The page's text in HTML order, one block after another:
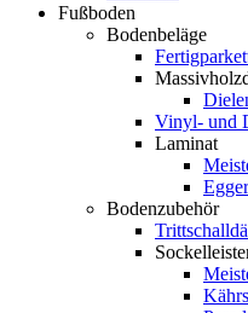
Fußboden
Bodenbeläge
Vinyl- und
Laminat
Egger
Bodenzubehör
Kährs